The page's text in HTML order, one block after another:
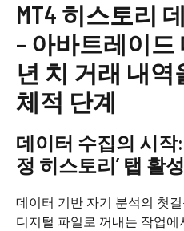
MT4 히스토리
– 아바트레이드
년 치 거래 내
체적 단계
데이터 수집의 시작
정 히스토리’ 탭 활
데이터 기반 자기 분석의 첫
디지털 파일로 꺼내는 작업